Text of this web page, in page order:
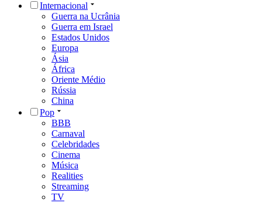
Internacional
Guerra na Ucrânia
Guerra em Israel
Estados Unidos
Europa
Ásia
África
Oriente Médio
Rússia
China
Pop
BBB
Carnaval
Celebridades
Cinema
Música
Realities
Streaming
TV